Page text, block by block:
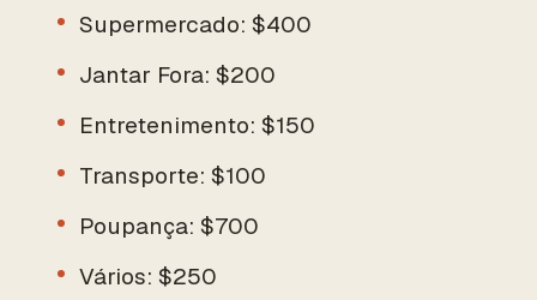
Supermercado: $400
Jantar Fora: $200
Entretenimento: $150
Transporte: $100
Poupança: $700
Vários: $250